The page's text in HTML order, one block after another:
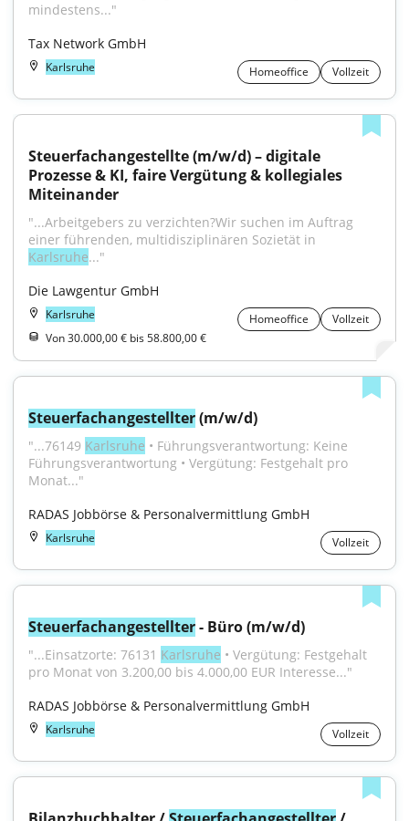
mindestens..."
Tax Network GmbH
Karlsruhe Homeoffice Vollzeit
Steuerfachangestellte (m/w/d) – digitale
Prozesse & KI, faire Vergütung & kollegiales
Miteinander
"...Arbeitgebers zu verzichten?Wir suchen im Auftrag
Karlsruhe..."
Die Lawgentur GmbH
Karlsruhe Homeoffice
Vollzeit
Von 30.000,00 € bis 58.800,00 €
Steuerfachangestellter (m/w/d)
"...76149 Karlsruhe • Führungsverantwortung: Keine
Führungsverantwortung • Vergütung: Festgehalt pro
Monat..."
RADAS Jobbörse & Personalvermittlung GmbH
Karlsruhe Vollzeit
Steuerfachangestellter - Büro (m/w/d)
"...Einsatzorte: 76131 Karlsruhe • Vergütung: Festgehalt
pro Monat von 3.200,00 bis 4.000,00 EUR Interesse..."
RADAS Jobbörse & Personalvermittlung GmbH
Karlsruhe Vollzeit